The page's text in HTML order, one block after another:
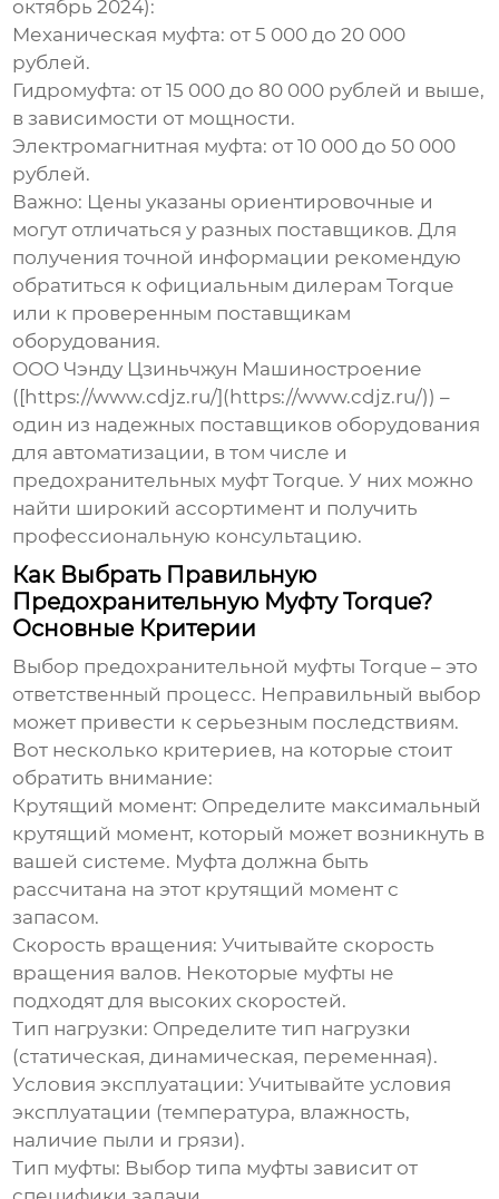
октябрь 2024):
Механическая муфта: от 5 000 до 20 000
рублей.
Гидромуфта: от 15 000 до 80 000 рублей и выше,
в зависимости от мощности.
Электромагнитная муфта: от 10 000 до 50 000
рублей.
Важно: Цены указаны ориентировочные и
могут отличаться у разных поставщиков. Для
получения точной информации рекомендую
обратиться к официальным дилерам Torque
или к проверенным поставщикам
оборудования.
ООО Чэнду Цзиньчжун Машиностроение
([https://www.cdjz.ru/](https://www.cdjz.ru/)) –
один из надежных поставщиков оборудования
для автоматизации, в том числе и
предохранительных муфт Torque. У них можно
найти широкий ассортимент и получить
профессиональную консультацию.
Как Выбрать Правильную
Предохранительную Муфту Torque?
Основные Критерии
Выбор предохранительной муфты Torque – это
ответственный процесс. Неправильный выбор
может привести к серьезным последствиям.
Вот несколько критериев, на которые стоит
обратить внимание:
Крутящий момент: Определите максимальный
крутящий момент, который может возникнуть в
вашей системе. Муфта должна быть
рассчитана на этот крутящий момент с
запасом.
Скорость вращения: Учитывайте скорость
вращения валов. Некоторые муфты не
подходят для высоких скоростей.
Тип нагрузки: Определите тип нагрузки
(статическая, динамическая, переменная).
Условия эксплуатации: Учитывайте условия
эксплуатации (температура, влажность,
наличие пыли и грязи).
Тип муфты: Выбор типа муфты зависит от